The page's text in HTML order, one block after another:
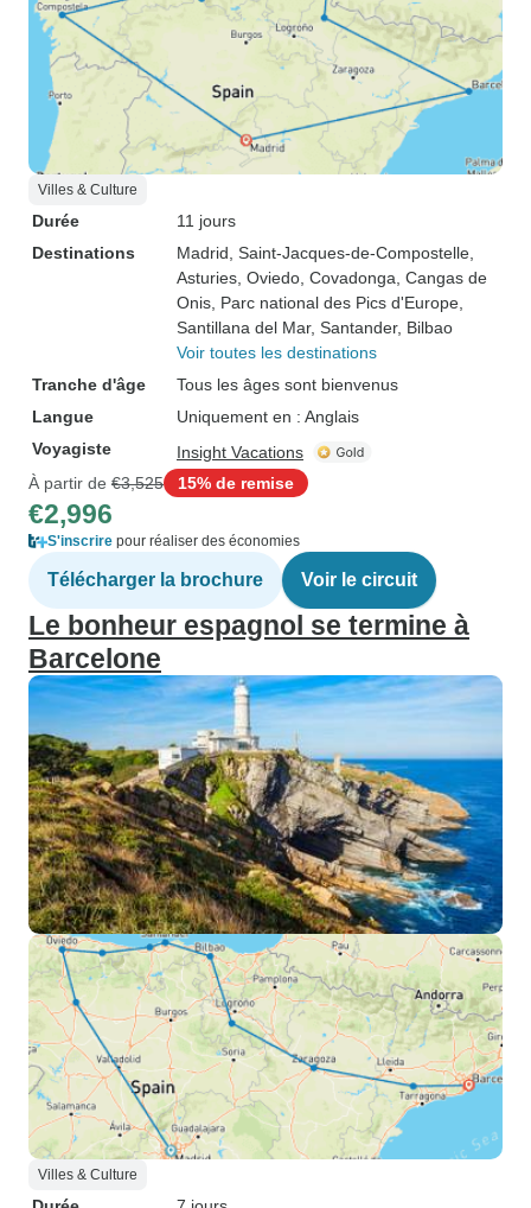
Villes & Culture
Durée
11 jours
Destinations
Madrid , Saint-Jacques-de-Compostelle
Asturies , Oviedo , Covadonga , Cangas de
Onis , Parc national des Pics d'Europe
Santillana del Mar, Santander, Bilbao
Voir toutes les destinations
Tranche d'âge
Tous les âges sont bienvenus
Langue
Uniquement en : Anglais
Voyagiste
Insight Vacations
À partir de €3,525 15% de remise
€2,996
S'inscrire pour réaliser des économies
Télécharger la brochure Voir le circuit
Le bonheur espagnol se termine à
Barcelone
Villes & Culture